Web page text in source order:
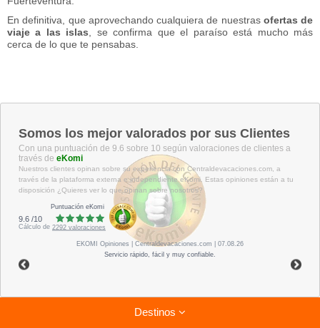
En definitiva, que aprovechando cualquiera de nuestras ofertas de
viaje a las islas , se confirma que el paraíso está mucho más
cerca de lo que te pensabas.
Somos los mejor valorados por sus Clientes
Con una puntuación de 9.6 sobre 10 según valoraciones de clientes a
través de eKomi
Nuestros clientes opinan sobre su experiencia con Centraldevacaciones.com, a
través de la plataforma externa e independiente eKomi. Estas opiniones están a tu
disposición ¿Quieres ver lo que opinan sobre nosotros?
Puntuación eKomi
9.6 /10
Cálculo de 2292 valoraciones
EKOMI Opiniones
| Centraldevacaciones.com | 07.08.26
Servicio rápido, fácil y muy confiable.
Destinos